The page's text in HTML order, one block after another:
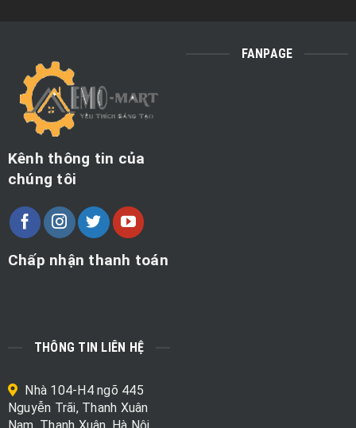
Kênh thông tin của
chúng tôi
Chấp nhận thanh toán
FANPAGE
THÔNG TIN LIÊN HỆ
Nhà 104-H4 ngõ 445
Nguyễn Trãi, Thanh Xuân
Nam, Thanh Xuân, Hà Nội